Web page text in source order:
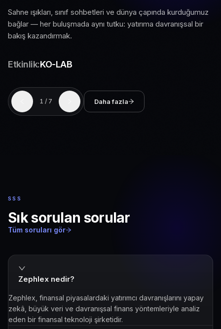
Sahne ışıkları, sınıf sohbetleri ve dünya çapında kurduğumuz
bağlar — her buluşmada aynı tutku: yatırıma davranışsal bir
bakış kazandırmak.
Etkinlik:BTM Sahne XL
2 / 7 Daha fazla
SSS
Sık sorulan sorular
Tüm soruları gör
Zephlex nedir?
Zephlex, finansal piyasalardaki yatırımcı davranışlarını yapay
zekâ, büyük veri ve davranışsal finans yöntemleriyle analiz
eden bir finansal teknoloji şirketidir.